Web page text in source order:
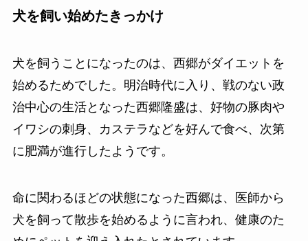
犬を飼い始めたきっかけ
犬を飼うことになったのは、西郷がダイエットを
始めるためでした。明治時代に入り、戦のない政
治中心の生活となった西郷隆盛は、好物の豚肉や
イワシの刺身、カステラなどを好んで食べ、次第
に肥満が進行したようです。
命に関わるほどの状態になった西郷は、医師から
犬を飼って散歩を始めるように言われ、健康のた